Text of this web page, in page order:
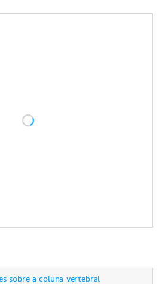
sobre a coluna vertebral